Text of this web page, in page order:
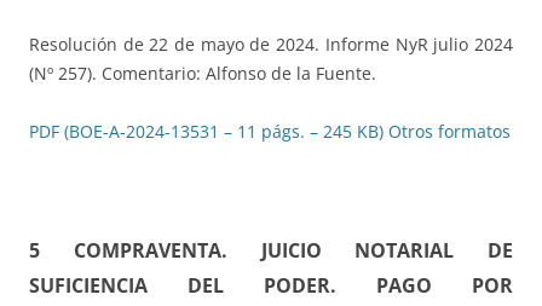
Resolución de 22 de mayo de 2024. Informe NyR julio 2024
(Nº 257). Comentario: Alfonso de la Fuente.
PDF (BOE-A-2024-13531 – 11 págs. – 245 KB) Otros formatos
5 COMPRAVENTA. JUICIO NOTARIAL DE
SUFICIENCIA DEL PODER. PAGO POR